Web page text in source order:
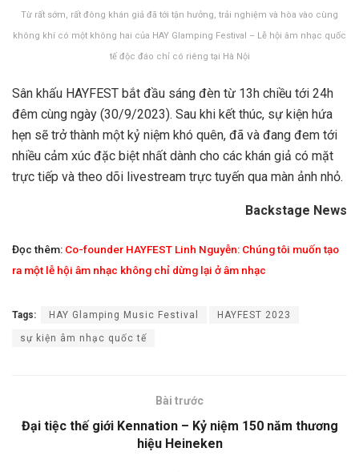
Từ rất sớm, rất đông khán giả đã tới tận hưởng, trải nghiệm và hòa vào cùng
không khí có một không hai của HAY Glamping Festival – Lễ hội âm nhạc quốc
tế độc đáo chỉ có riêng tại Hà Nội
Sân khấu HAYFEST bắt đầu sáng đèn từ 13h chiều tới 24h
đêm cùng ngày (30/9/2023). Sau khi kết thúc, sự kiện hứa
hẹn sẽ trở thành một kỷ niệm khó quên, đã và đang đem tới
nhiều cảm xúc đặc biệt nhất dành cho các khán giả có mặt
trực tiếp và theo dõi livestream trực tuyến qua màn ảnh nhỏ.
Backstage News
Đọc thêm: Co-founder HAYFEST Linh Nguyễn: Chúng tôi muốn tạo
ra một lễ hội âm nhạc không chỉ dừng lại ở âm nhạc
Tags: HAY Glamping Music Festival HAYFEST 2023
sự kiện âm nhạc quốc tế
Bài trước
Đại tiệc thế giới Kennation – Kỷ niệm 150 năm thương
hiệu Heineken